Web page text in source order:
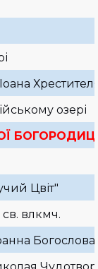
озері
Цвіт"
влкмч.
Богослова